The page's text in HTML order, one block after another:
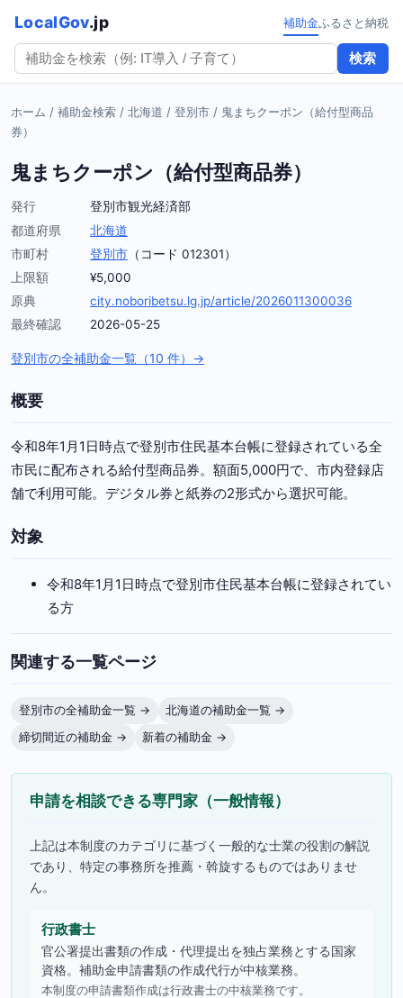
LocalGov.jp
検索
補助金ふるさと納税
ホーム / 補助金検索 / 北海道 / 登別市 / 鬼まちクーポン（給付型商品
券）
鬼まちクーポン（給付型商品券）
発行
登別市観光経済部
都道府県
北海道
市町村
登別市 （コード 012301）
上限額
¥5,000
原典
city.noboribetsu.lg.jp/article/2026011300036
最終確認
2026-05-25
登別市の全補助金一覧（10 件）→
概要
令和8年1月1日時点で登別市住民基本台帳に登録されている全
市民に配布される給付型商品券。額面5,000円で、市内登録店
舗で利用可能。デジタル券と紙券の2形式から選択可能。
対象
令和8年1月1日時点で登別市住民基本台帳に登録されてい
る方
関連する一覧ページ
登別市の全補助金一覧 →
北海道の補助金一覧 →
締切間近の補助金 →
新着の補助金 →
申請を相談できる専門家（一般情報）
上記は本制度のカテゴリに基づく一般的な士業の役割の解説
であり、特定の事務所を推薦・斡旋するものではありませ
ん。
行政書士
官公署提出書類の作成・代理提出を独占業務とする国家
資格。補助金申請書類の作成代行が中核業務。
本制度の申請書類作成は行政書士の中核業務です。